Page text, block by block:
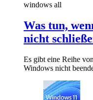
windows all
Was tun,
nicht
Es gibt eine Reihe
Windows nicht